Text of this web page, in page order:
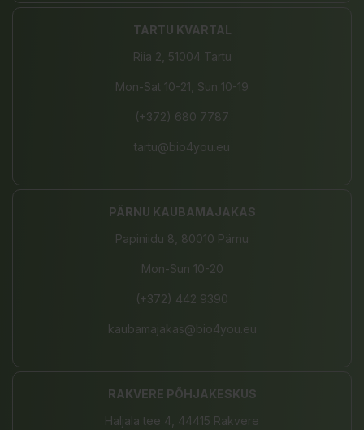
TARTU KVARTAL
Riia 2, 51004 Tartu
Mon-Sat 10-21, Sun 10-19
(+372) 680 7787
tartu@bio4you.eu
PÄRNU KAUBAMAJAKAS
Papiniidu 8, 80010 Pärnu
Mon-Sun 10-20
(+372) 442 9390
kaubamajakas@bio4you.eu
RAKVERE PÕHJAKESKUS
Haljala tee 4, 44415 Rakvere